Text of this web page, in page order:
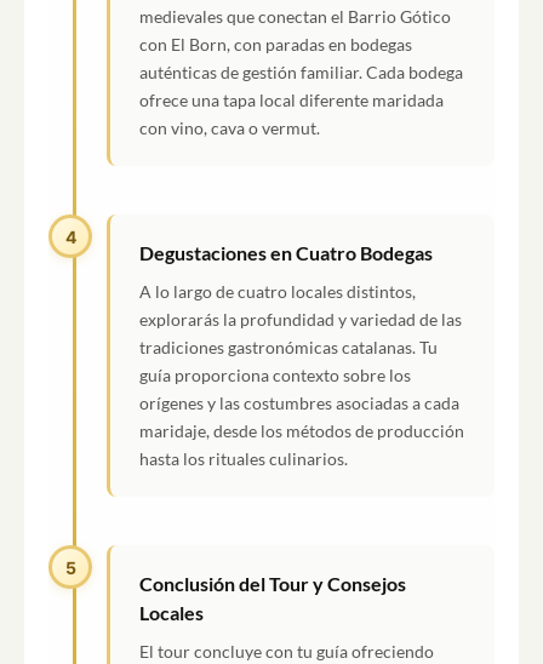
medievales que conectan el Barrio Gótico
con El Born, con paradas en bodegas
auténticas de gestión familiar. Cada bodega
ofrece una tapa local diferente maridada
con vino, cava o vermut.
4
Degustaciones en Cuatro Bodegas
A lo largo de cuatro locales distintos,
explorarás la profundidad y variedad de las
tradiciones gastronómicas catalanas. Tu
guía proporciona contexto sobre los
orígenes y las costumbres asociadas a cada
maridaje, desde los métodos de producción
hasta los rituales culinarios.
5
Conclusión del Tour y Consejos
Locales
El tour concluye con tu guía ofreciendo